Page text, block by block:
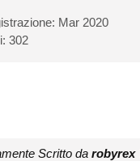
Mar 2020
302
Scritto da robyrex